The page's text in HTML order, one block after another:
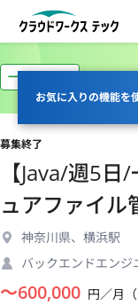
お気に入りの機能を
一部リモート
募集終了
【Java/週5
ュアファイル
神奈川県、横浜駅
バックエンドエンジ
〜600,000 円／月